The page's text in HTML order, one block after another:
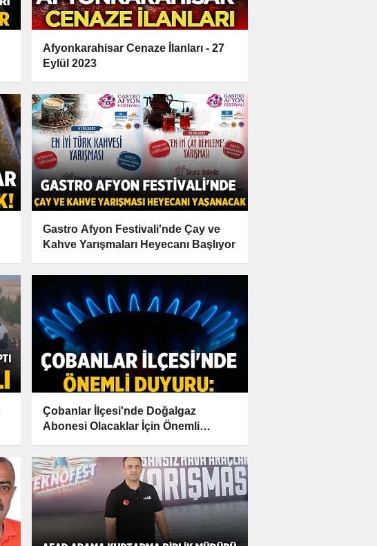
Afyonkarahisar Cenaze İlanları - 27
Eylül 2023
Gastro Afyon Festivali'nde Çay ve
Kahve Yarışmaları Heyecanı Başlıyor
Çobanlar İlçesi'nde Doğalgaz
Abonesi Olacaklar İçin Önemli